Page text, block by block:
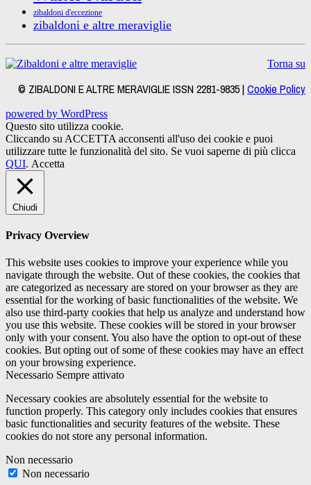
zibaldoni d'eccezione
zibaldoni e altre meraviglie
Torna su
© ZIBALDONI E ALTRE MERAVIGLIE ISSN 2281-9835 | Cookie Policy
powered by WordPress
Questo sito utilizza cookie.
Cliccando su ACCETTA acconsenti all'uso dei cookie e puoi
utilizzare tutte le funzionalità del sito. Se vuoi saperne di più clicca
QUI. Accetta
Chiudi
Privacy Overview
This website uses cookies to improve your experience while you
navigate through the website. Out of these cookies, the cookies that
are categorized as necessary are stored on your browser as they are
essential for the working of basic functionalities of the website. We
also use third-party cookies that help us analyze and understand how
you use this website. These cookies will be stored in your browser
only with your consent. You also have the option to opt-out of these
cookies. But opting out of some of these cookies may have an effect
on your browsing experience.
Necessario Sempre attivato
Necessary cookies are absolutely essential for the website to
function properly. This category only includes cookies that ensures
basic functionalities and security features of the website. These
cookies do not store any personal information.
Non necessario
Non necessario